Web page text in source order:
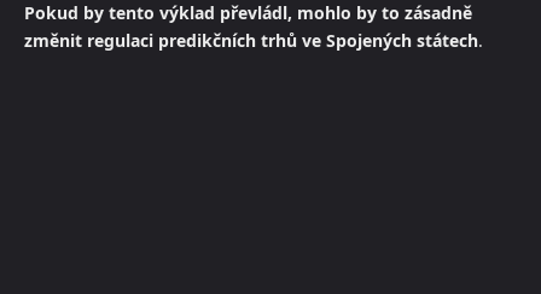
Pokud by tento výklad převládl, mohlo by to zásadně
změnit regulaci predikčních trhů ve Spojených státech.